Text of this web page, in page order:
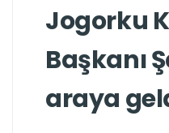
Jogorku
Başkanı
araya